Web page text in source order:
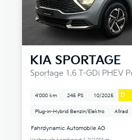
KIA SPORTAGE
Sportage 1.6 T-GDi PHEV
4'000 km 245 PS 10/2025 D
Plug-in-Hybrid Benzin/Elektro Allrad
Fahrdynamic Automobile AG